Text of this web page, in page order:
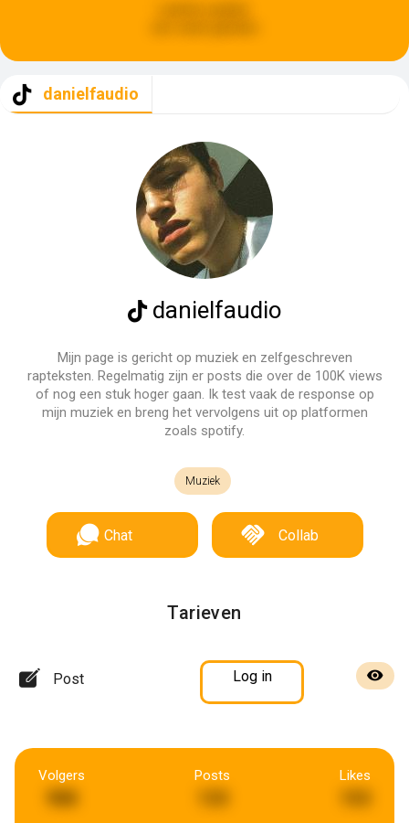
danielfaudio
danielfaudio
Mijn page is gericht op muziek en zelfgeschreven
rapteksten. Regelmatig zijn er posts die over de 100K views
of nog een stuk hoger gaan. Ik test vaak de response op
mijn muziek en breng het vervolgens uit op platformen
zoals spotify.
Muziek
Chat Collab
Tarieven
Post Log in
Volgers
988
Posts Likes